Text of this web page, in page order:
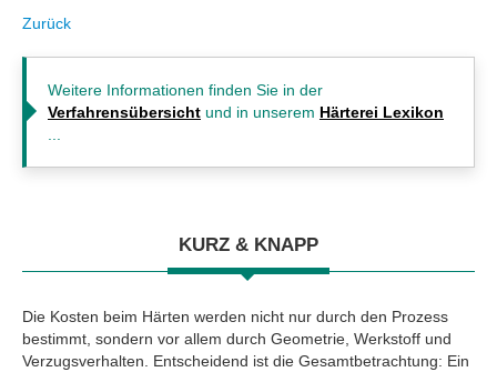
Zurück
Weitere Informationen finden Sie in der
Verfahrensübersicht und in unserem Härterei Lexikon
KURZ & KNAPP
Die Kosten beim Härten werden nicht nur durch den Prozess
bestimmt, sondern vor allem durch Geometrie, Werkstoff und
Verzugsverhalten. Entscheidend ist die Gesamtbetrachtung: Ein